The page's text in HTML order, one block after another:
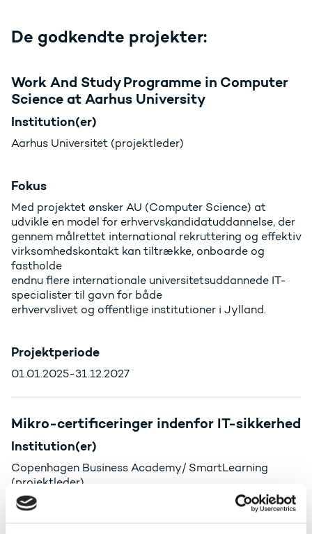
De godkendte projekter:
Work And Study Programme in Computer
Science at Aarhus University
Institution(er)
Aarhus Universitet (projektleder)
Fokus
Med projektet ønsker AU (Computer Science) at
udvikle en model for erhvervskandidatuddannelse, der
gennem målrettet international rekruttering og effektiv
virksomhedskontakt kan tiltrække, onboarde og
fastholde
endnu flere internationale universitetsuddannede IT-
specialister til gavn for både
erhvervslivet og offentlige institutioner i Jylland.
Projektperiode
01.01.2025-31.12.2027
Mikro-certificeringer indenfor IT-sikkerhed
Institution(er)
Copenhagen Business Academy/ SmartLearning
(projektleder)
Fokus